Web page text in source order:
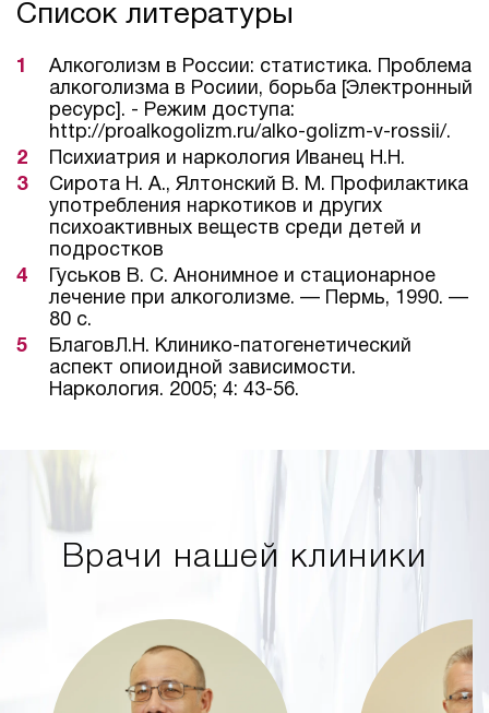
Список литературы
Алкоголизм в России: статистика. Проблема
алкоголизма в Росиии, борьба [Электронный
ресурс]. - Режим доступа:
http://proalkogolizm.ru/alko-golizm-v-rossii/.
Психиатрия и наркология Иванец Н.Н.
Сирота Н. А., Ялтонский В. М. Профилактика
употребления наркотиков и других
психоактивных веществ среди детей и
подростков
Гуськов B. C. Анонимное и стационарное
лечение при алкоголизме. — Пермь, 1990. —
80 с.
БлаговЛ.Н. Клинико-патогенетический
аспект опиоидной зависимости.
Наркология. 2005; 4: 43-56.
Врачи нашей клиники